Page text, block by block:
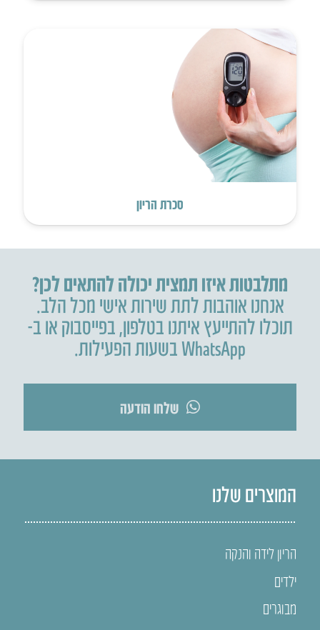
סכרת הריון
מתלבטות איזו תמצית יכולה להתאים לכן?
אנחנו אוהבות לתת שירות אישי מכל הלב.
תוכלו להתייעץ איתנו בטלפון,בפייסבוק או ב-
WhatsApp בשעות הפעילות.
שלחו הודעה
המוצרים שלנו
הריון לידה והנקה
ילדים
מבוגרים